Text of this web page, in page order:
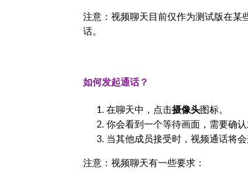
注意：视频聊天目前仅作为测试版在某
话。
如何发起通话？
在聊天中，点击摄像头图标。
你会看到一个等待画面，需要确认
当其他成员接受时，视频通话将会
注意：视频聊天有一些要求：